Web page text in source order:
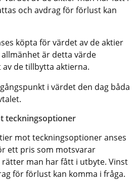
och avdrag för förlust kan
köpta för värdet av de aktier
är detta värde
de tillbytta aktierna.
i värdet den dag båda
teckningsoptioner
mot teckningsoptioner anses
ett pris som motsvarar
man har fått i utbyte. Vinst
för förlust kan komma i fråga.